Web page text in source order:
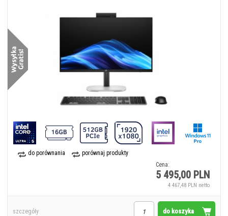
do porównania
porównaj produkty
Cena:
5 495,00 PLN
4 467,48 PLN netto
do koszyka
szczegóły